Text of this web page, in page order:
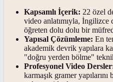
Kapsamlı İçerik: 22 özel
video anlatımıyla, İngilizce
öğreten dolu dolu bir
Yapısal Çözümleme: En
akademik devrik yapılara
"doğru yerden bölme"
Profesyonel Video
karmaşık gramer